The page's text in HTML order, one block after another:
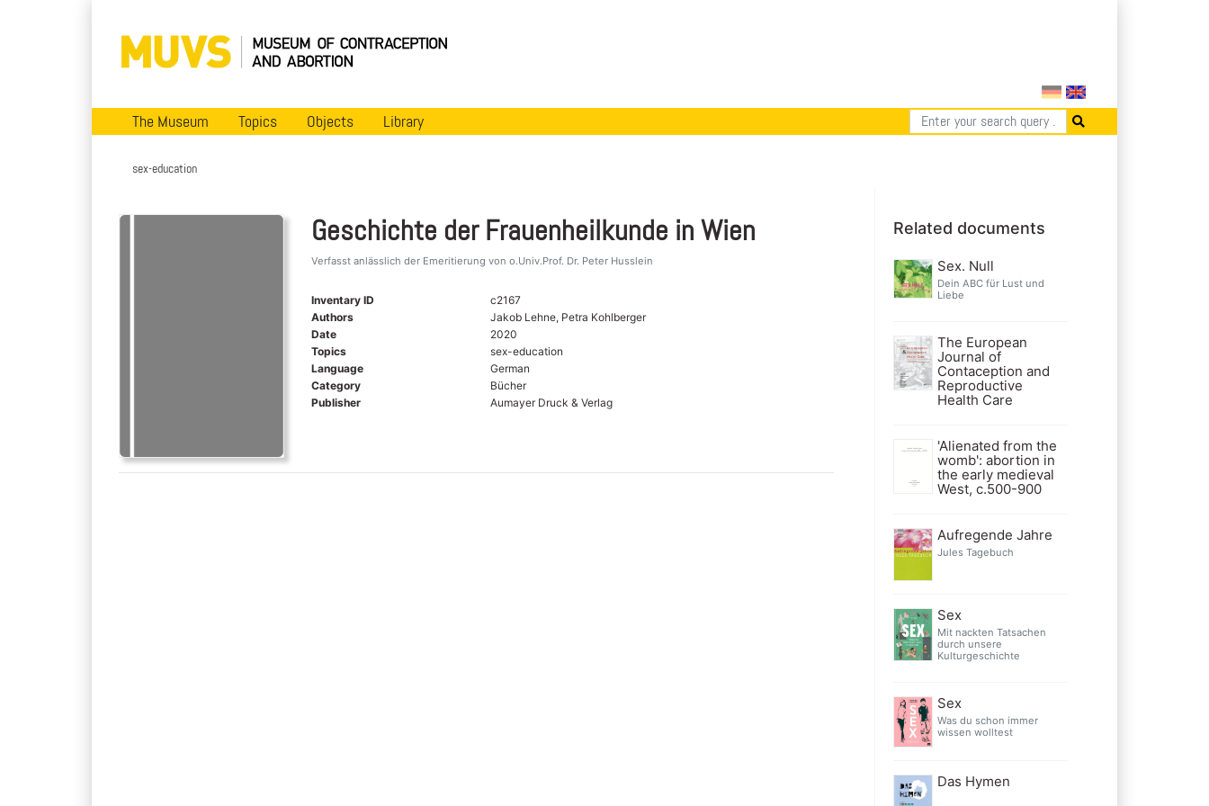
The Museum Topics Objects Library
sex-education
Geschichte der Frauenheilkunde in Wien
Verfasst anlässlich der Emeritierung von o.Univ.Prof. Dr. Peter Husslein
Inventary ID
c2167
Authors
Jakob Lehne, Petra Kohlberger
Date
2020
Topics
sex-education
Language
German
Category
Bücher
Publisher
Aumayer Druck & Verlag
Related documents
Sex. Null
Dein ABC für Lust und
Liebe
The European
Journal of
Contaception and
Reproductive
Health Care
'Alienated from the
womb': abortion in
the early medieval
West, c.500-900
Aufregende Jahre
Jules Tagebuch
Sex
Mit nackten Tatsachen
durch unsere
Kulturgeschichte
Sex
Was du schon immer
wissen wolltest
Das Hymen